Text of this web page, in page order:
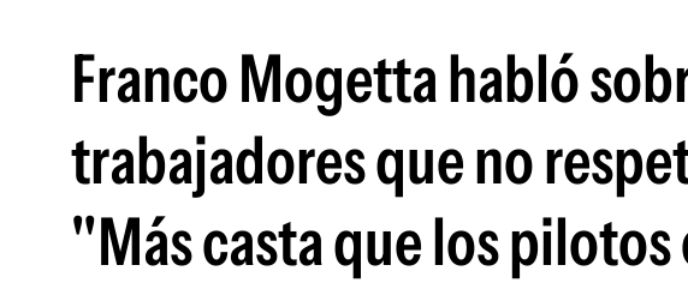
Franco Mogetta habló
trabajadores que no
"Más casta que los